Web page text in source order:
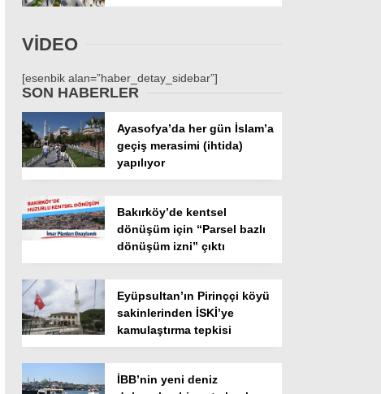
VİDEO
[esenbik alan=”haber_detay_sidebar”]
SON HABERLER
Ayasofya’da her gün İslam’a
geçiş merasimi (ihtida)
yapılıyor
Bakırköy’de kentsel
dönüşüm için “Parsel bazlı
dönüşüm izni” çıktı
Eyüpsultan’ın Pirinççi köyü
sakinlerinden İSKİ’ye
kamulaştırma tepkisi
İBB’nin yeni deniz